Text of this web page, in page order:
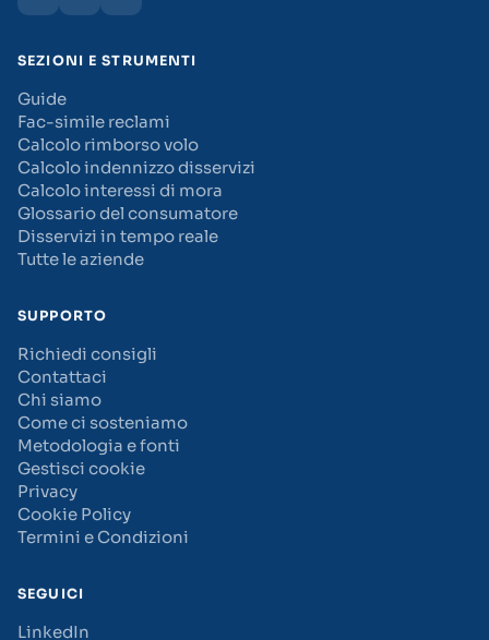
SEZIONI E STRUMENTI
Guide
Fac-simile reclami
Calcolo rimborso volo
Calcolo indennizzo disservizi
Calcolo interessi di mora
Glossario del consumatore
Disservizi in tempo reale
Tutte le aziende
SUPPORTO
Richiedi consigli
Contattaci
Chi siamo
Come ci sosteniamo
Metodologia e fonti
Gestisci cookie
Privacy
Cookie Policy
Termini e Condizioni
SEGUICI
LinkedIn